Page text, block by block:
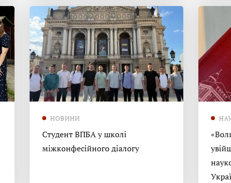
НОВИНИ
Студент ВПБА у школі
міжконфесійного діалогу